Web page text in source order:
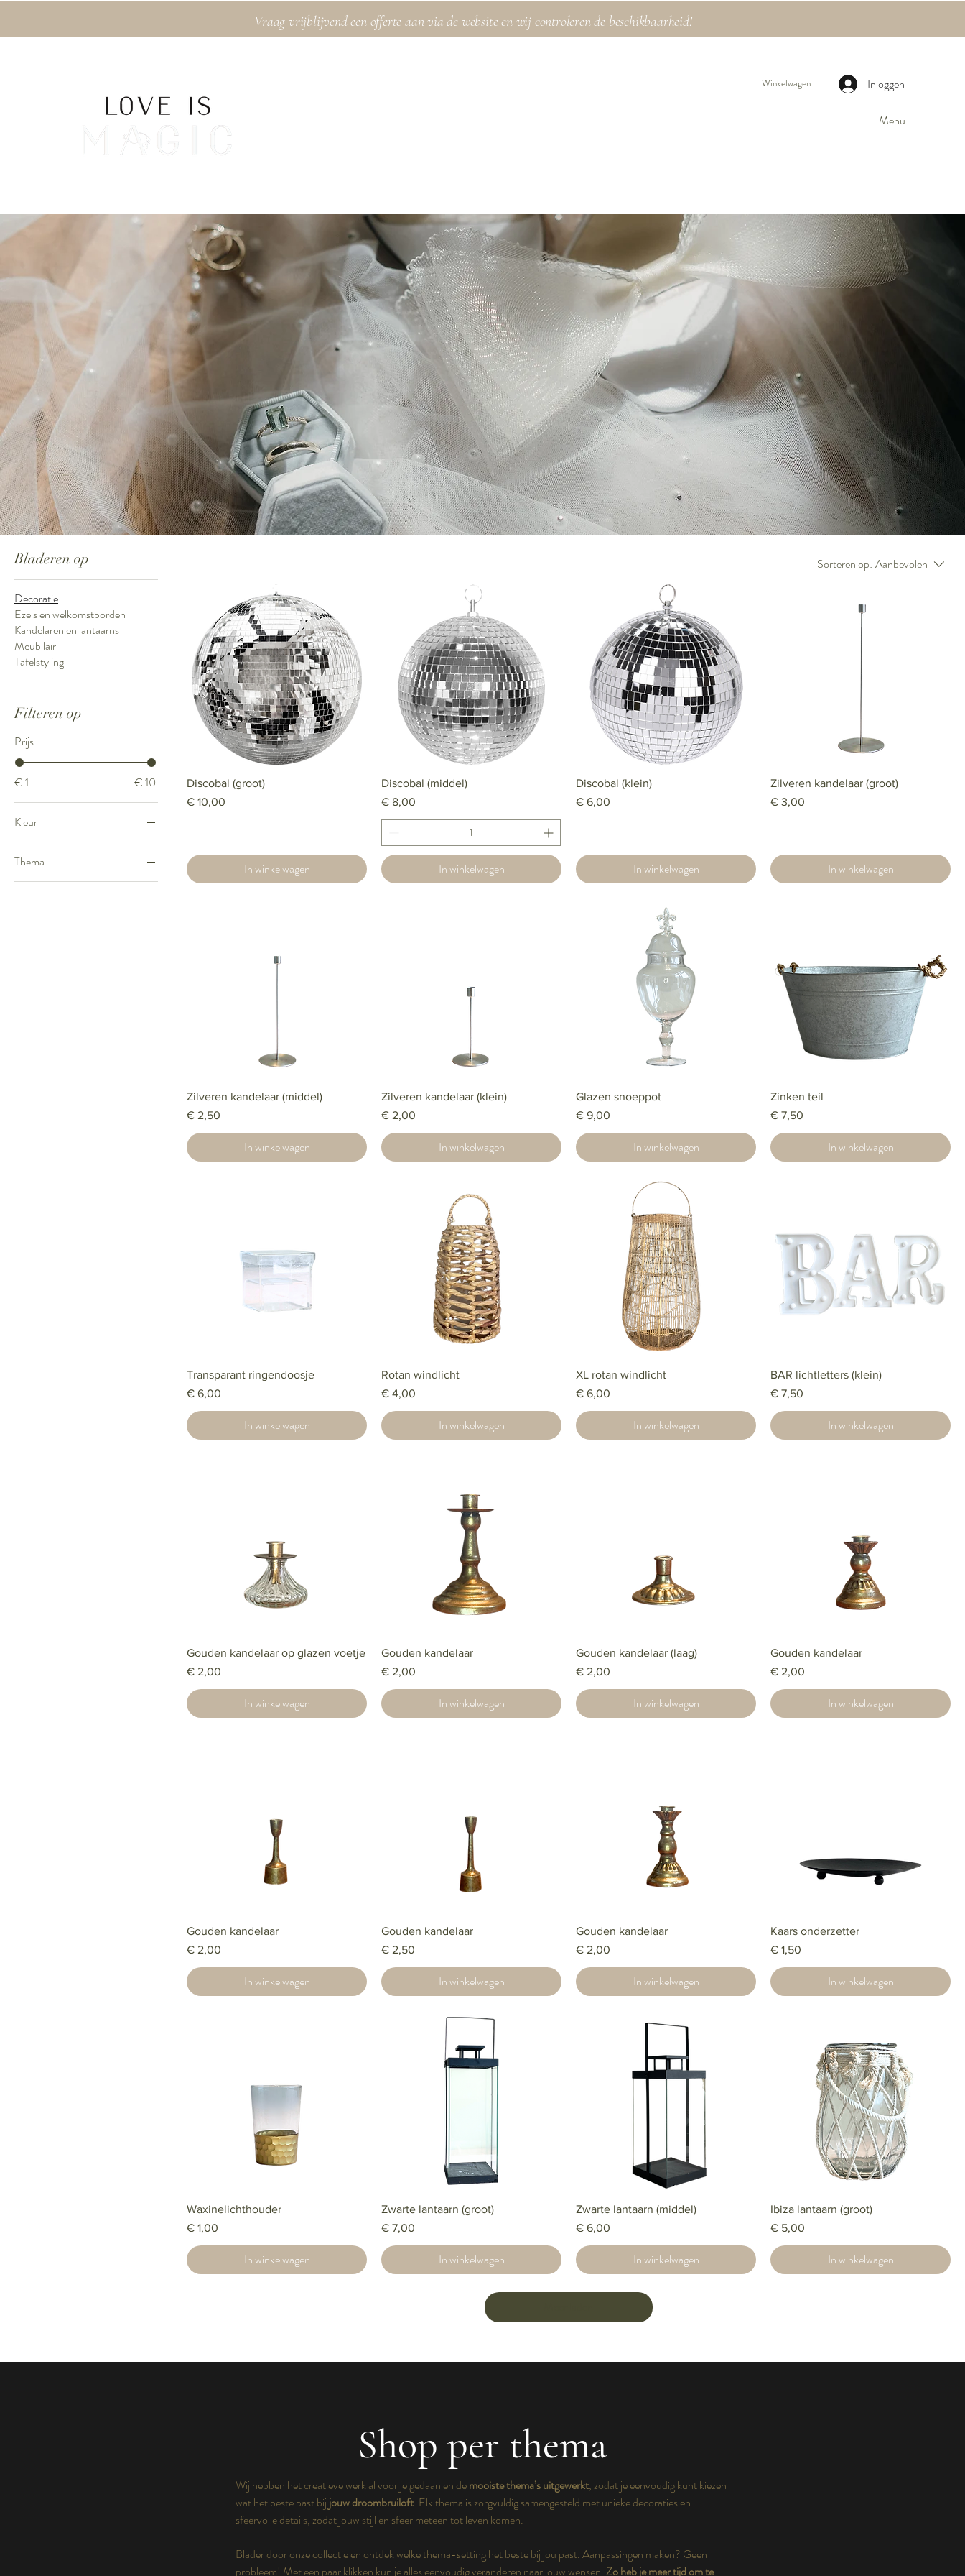
Vraag vrijblijvend een offerte aan via de website en wij controleren de beschikbaarheid!
Inloggen
Winkelwagen
Menu
Bladeren op
Decoratie
Ezels en welkomstborden
Kandelaren en lantaarns
Meubilair
Tafelstyling
Filteren op
Prijs
€ 1 € 10
Kleur
Goud
Grijs
Thema
Bohemian vintage
Sorteren op: Aanbevolen
Discobal (groot)
Prijs
€ 10,00
In winkelwagen
Discobal (middel)
Prijs
€ 8,00
In winkelwagen
Discobal (klein)
Prijs
€ 6,00
In winkelwagen
Zilveren kandelaar (groot)
Prijs
€ 3,00
In winkelwagen
Zilveren kandelaar (middel)
Prijs
€ 2,50
In winkelwagen
Zilveren kandelaar (klein)
Prijs
€ 2,00
In winkelwagen
Glazen snoeppot
Prijs
€ 9,00
In winkelwagen
Zinken teil
Prijs
€ 7,50
In winkelwagen
Transparant ringendoosje
Prijs
€ 6,00
In winkelwagen
Rotan windlicht
Prijs
€ 4,00
In winkelwagen
XL rotan windlicht
Prijs
€ 6,00
In winkelwagen
BAR lichtletters (klein)
Prijs
€ 7,50
In winkelwagen
Gouden kandelaar op glazen voetje
Prijs
€ 2,00
In winkelwagen
Gouden kandelaar
Prijs
€ 2,00
In winkelwagen
Gouden kandelaar (laag)
Prijs
€ 2,00
In winkelwagen
Gouden kandelaar
Prijs
€ 2,00
In winkelwagen
Gouden kandelaar
Prijs
€ 2,00
In winkelwagen
Gouden kandelaar
Prijs
€ 2,50
In winkelwagen
Gouden kandelaar
Prijs
€ 2,00
In winkelwagen
Kaars onderzetter
Prijs
€ 1,50
In winkelwagen
Waxinelichthouder
Prijs
€ 1,00
In winkelwagen
Zwarte lantaarn (groot)
Prijs
€ 7,00
In winkelwagen
Zwarte lantaarn (middel)
Prijs
€ 6,00
In winkelwagen
Ibiza lantaarn (groot)
Prijs
€ 5,00
In winkelwagen
Shop per thema
Wij hebben het creatieve werk al voor je gedaan en demooiste thema’s uitgewerkt, zodat je eenvoudig kunt kiezen
wat het beste past bij jouw droombruiloft. Elk thema is zorgvuldig samengesteld met unieke decoraties en
sfeervolle details, zodat jouw stijl en sfeer meteen tot leven komen.
Blader door onze collectie en ontdek welke thema-setting het beste bij jou past. Aanpassingen maken? Geen
probleem! Met een paar klikken kun je alles eenvoudig veranderen naar jouw wensen.Zo heb je meer tijd om te